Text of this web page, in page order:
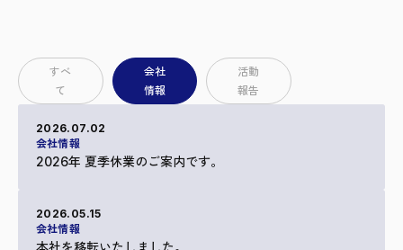
すべ
て
会社
情報
活動
報告
2026.07.02
会社情報
2026年 夏季休業のご案内です。
2026.05.15
会社情報
本社を移転いたしました。